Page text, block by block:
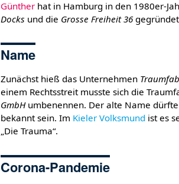
Günther hat in Hamburg in den 1980er-
Docks und die Grosse Freiheit 36
Name
Zunächst hieß das Unternehmen
einem Rechtsstreit musste sich die
GmbHumbenennen. Der alte Name
bekannt sein. Im Kieler Volksmund ist es
„Die Trauma“.
Corona-Pandemie